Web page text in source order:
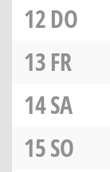
12DO
13FR
14SA
15SO